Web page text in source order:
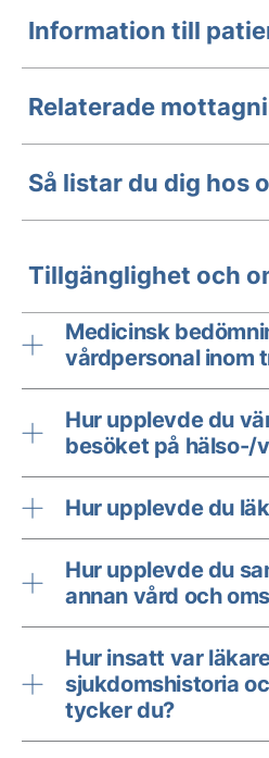
Information till
Relaterade
Så listar du dig hos
Tillgänglighet och
Medicinsk
vårdpersonal inom
Hur upplevde du
besöket på hälso-/
Hur upplevde du
Hur upplevde du
annan vård och
Hur insatt var
sjukdomshistoria
tycker du?